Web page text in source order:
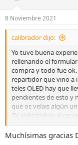
8 Noviembre 2021
calibrador dijo:
Yo tuve buena
rellenando el
compra y todo fue
repartidor que vino a
teles OLED hay que
pendientes de esto y
que os veíais algún
TV indicándole al
la cague, y si se
Muchísimas gracias